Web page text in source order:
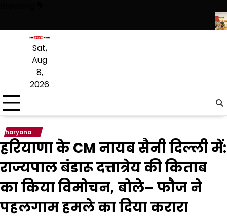
content
Sat,
Aug
8,
2026
haryana
हरियाणा के CM नायब सैनी दिल्ली में:
राज्यपाल बंडारू दत्तात्रेय की किताब
का किया विमोचन, बोले– फौज ने
पहलगाम हमले का दिया करारा